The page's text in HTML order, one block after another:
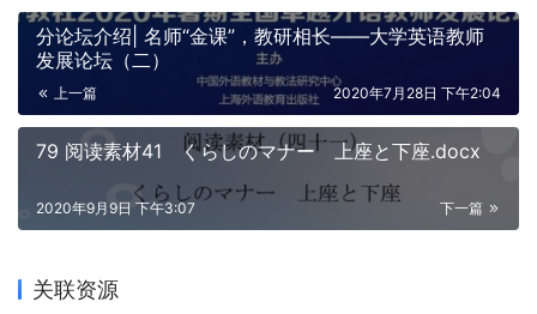
分论坛介绍| 名师“金课”，教研相长——大学英语教师
发展论坛（二）
上一篇 2020年7月28日 下午2:04
79 阅读素材41 くらしのマナー 上座と下座.docx
下一篇
2020年9月9日 下午3:07
关联资源